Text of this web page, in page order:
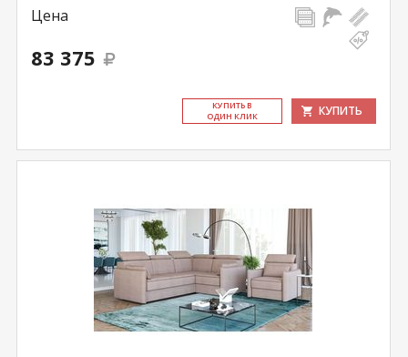
Цена
83 375
КУ­ПИТЬ В
ОДИН КЛИК
КУПИТЬ